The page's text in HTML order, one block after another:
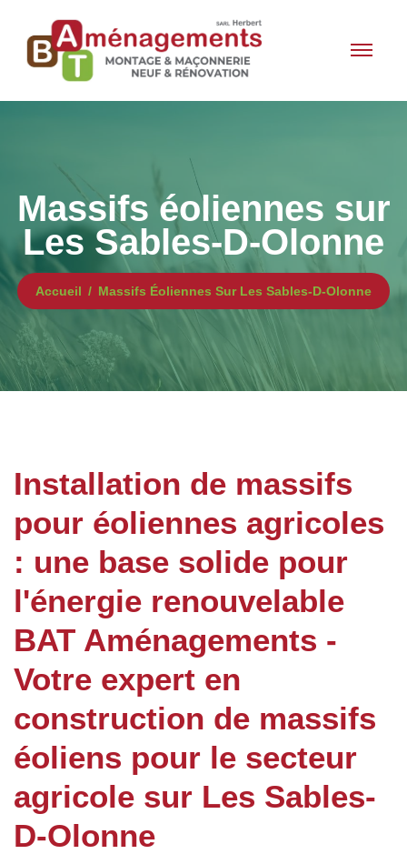
Massifs éoliennes sur
Les Sables-D-Olonne
Accueil Massifs Éoliennes Sur Les Sables-D-Olonne
Installation de massifs
pour éoliennes agricoles
: une base solide pour
l'énergie renouvelable
BAT Aménagements -
Votre expert en
construction de massifs
éoliens pour le secteur
agricole sur Les Sables-
D-Olonne